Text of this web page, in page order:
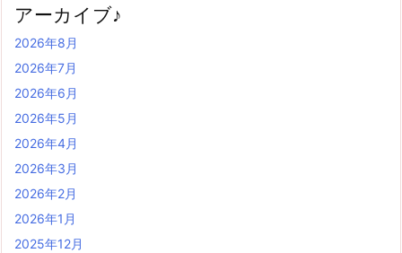
アーカイブ♪
2026年8月
2026年7月
2026年6月
2026年5月
2026年4月
2026年3月
2026年2月
2026年1月
2025年12月